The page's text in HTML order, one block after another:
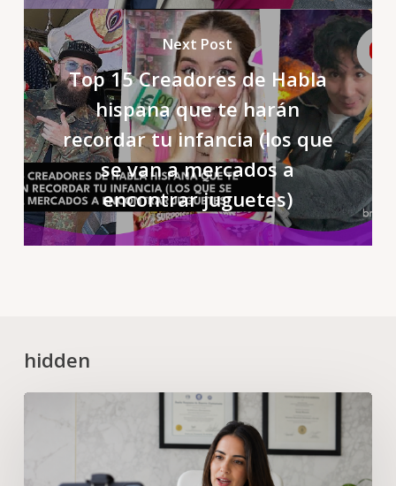
Next Post
Top 15 Creadores de Habla
hispana que te harán
recordar tu infancia (los que
se van a mercados a
encontrar juguetes)
hidden